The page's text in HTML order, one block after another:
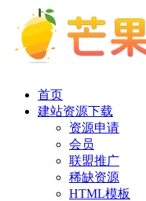
首页
建站资源下载
资源申请
会员
联盟推广
稀缺资源
HTML模板